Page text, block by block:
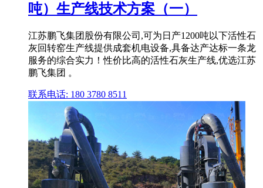
吨）生产线技术方案（一）
江苏鹏飞集团股份有限公司,可为日产1200吨以下活性石
灰回转窑生产线提供成套机电设备,具备达产达标一条龙
服务的综合实力！性价比高的活性石灰生产线,优选江苏
鹏飞集团 。
联系电话: 180 3780 8511